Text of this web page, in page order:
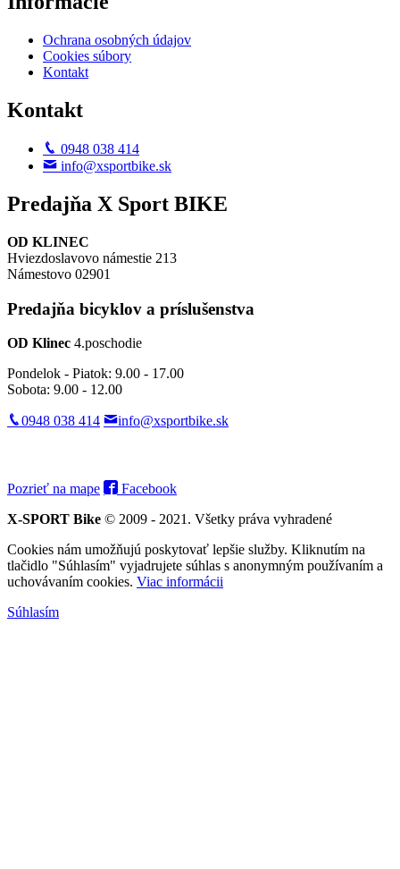
Ochrana osobných údajov
Cookies súbory
Kontakt
Kontakt
0948 038 414
info@xsportbike.sk
Predajňa X Sport BIKE
OD KLINEC
Hviezdoslavovo námestie 213
Námestovo 02901
Predajňa bicyklov a príslušenstva
OD Klinec 4.poschodie
Pondelok - Piatok: 9.00 - 17.00
Sobota: 9.00 - 12.00
0948 038 414 info@xsportbike.sk
Pozrieť na mape
Facebook
X-SPORT Bike © 2009 - 2021. Všetky práva vyhradené
Cookies nám umožňujú poskytovať lepšie služby. Kliknutím na
tlačidlo "Súhlasím" vyjadrujete súhlas s anonymným používaním a
uchovávaním cookies. Viac informácii
Súhlasím